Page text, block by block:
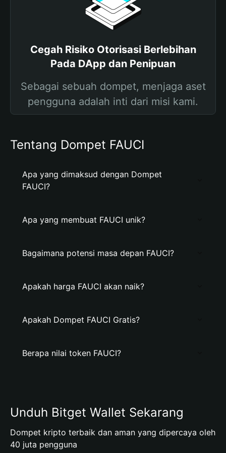
Cegah Risiko Otorisasi Berlebihan
Pada DApp dan Penipuan
Sebagai sebuah dompet, menjaga aset
pengguna adalah inti dari misi kami.
Tentang Dompet FAUCI
Apa yang dimaksud dengan Dompet
FAUCI?
Apa yang membuat FAUCI unik?
Bagaimana potensi masa depan FAUCI?
Apakah harga FAUCI akan naik?
Apakah Dompet FAUCI Gratis?
Berapa nilai token FAUCI?
Unduh Bitget Wallet Sekarang
Dompet kripto terbaik dan aman yang dipercaya oleh
40 juta pengguna